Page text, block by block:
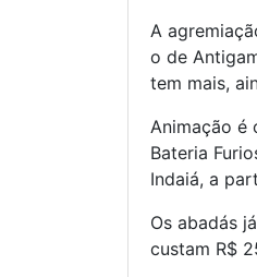
A
o de
tem mais,
Animação é
Bateria
Indaiá, a
Os abadás
custam R$